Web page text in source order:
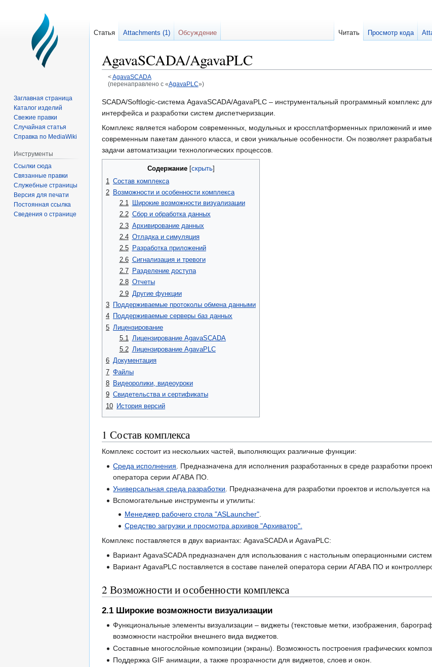
AgavaSCADA/AgavaPLC
<AgavaSCADA
(перенаправлено с «AgavaPLC»)
Перейти
к
навигации
Перейти
к
поиску
SCADA/Softlogic-система AgavaSCADA/AgavaPLC – инструментальный программный комплекс
интерфейса и разработки систем диспетчеризации.
Комплекс является набором современных, модульных и кроссплатформенных приложений и
современным пакетам данного класса, и свои уникальные особенности. Он позволяет
задачи автоматизации технологических процессов.
Содержание
1 Состав комплекса
2 Возможности и особенности комплекса
2.1
Широкие возможности визуализации
2.2 Сбор и обработка данных
2.3 Архивирование данных
2.4 Отладка и симуляция
2.5
Разработка приложений
2.6 Сигнализация и тревоги
2.7
Разделение доступа
2.8 Отчеты
2.9 Другие функции
3 Поддерживаемые протоколы обмена данными
4 Поддерживаемые серверы баз данных
5 Лицензирование
5.1
Лицензирование AgavaSCADA
5.2 Лицензирование AgavaPLC
6 Документация
7 Файлы
8 Видеоролики, видеоуроки
9 Свидетельства и сертификаты
10 История версий
1 Состав комплекса
Комплекс состоит из нескольких частей, выполняющих различные функции:
Среда исполнения . Предназначена для исполнения разработанных в среде разработки
оператора серии АГАВА ПО.
Универсальная среда разработки . Предназначена для разработки проектов и используется
Вспомогательные инструменты и утилиты:
Менеджер рабочего стола "ASLauncher".
Средство загрузки и просмотра архивов "Архиватор".
Комплекс поставляется в двух вариантах: AgavaSCADA и AgavaPLC:
Вариант AgavaSCADA предназначен для использования с настольным операционными
Вариант AgavaPLC поставляется в составе панелей оператора серии АГАВА ПО и
2 Возможности и особенности комплекса
2.1 Широкие возможности визуализации
Функциональные элементы визуализации – виджеты (текстовые метки, изображения,
возможности настройки внешнего вида виджетов.
Составные многослойные композиции (экраны). Возможность построения графических
Поддержка GIF анимации, а также прозрачности для виджетов, слоев и окон.
Статья Attachments (1) Обсуждение Читать Просмотр кода
Заглавная страница
Каталог изделий
Свежие правки
Случайная статья
Справка по MediaWiki
Инструменты
Ссылки сюда
Связанные правки
Служебные страницы
Версия для печати
Постоянная ссылка
Сведения о странице